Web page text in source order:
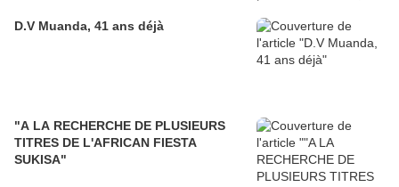
D.V Muanda, 41 ans déjà
"A LA RECHERCHE DE PLUSIEURS
TITRES DE L'AFRICAN FIESTA
SUKISA"